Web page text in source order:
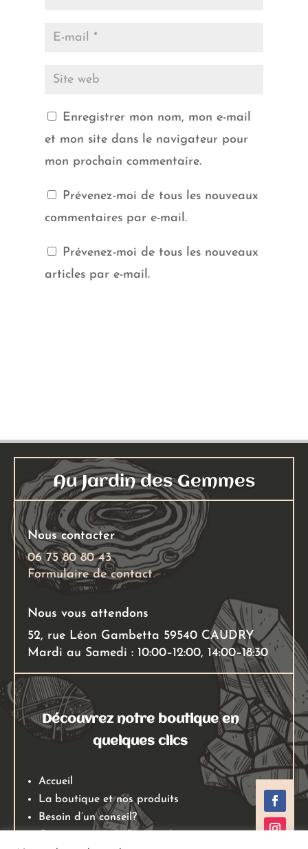
Enregistrer mon nom, mon e-mail
et mon site dans le navigateur pour
mon prochain commentaire.
Prévenez-moi de tous les nouveaux
commentaires par e-mail.
Prévenez-moi de tous les nouveaux
articles par e-mail.
Au Jardin des Gemmes
Nous contacter
06 75 80 80 43
Formulaire de contact
Nous vous attendons
52, rue Léon Gambetta 59540 CAUDRY
Mardi au Samedi : 10:00–12:00, 14:00–18:30
Découvrez notre boutique en
quelques clics
Accueil
La boutique et nos produits
Besoin d’un conseil?